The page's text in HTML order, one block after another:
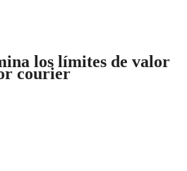
los límites de valor
courier